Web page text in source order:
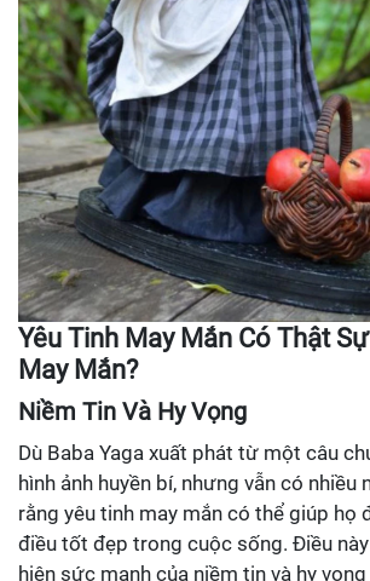
Yêu Tinh May Mắn Có Thật
May Mắn?
Niềm Tin Và Hy Vọng
Dù Baba Yaga xuất phát từ một câu
hình ảnh huyền bí, nhưng vẫn có
rằng yêu tinh may mắn có thể giúp họ
điều tốt đẹp trong cuộc sống. Điều
hiện sức mạnh của niềm tin và hy